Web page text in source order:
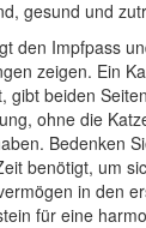
gesund und
den Impfpass
zeigen. Ein
gibt beiden
ohne die
Bedenken
benötigt, um
in den
für eine